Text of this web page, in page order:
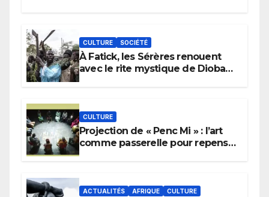
CULTURE SOCIÉTÉ
À Fatick, les Sérères renouent
avec le rite mystique de Diobaye
CULTURE
Projection de « Penc Mi » : l’art
comme passerelle pour repenser
ACTUALITÉS AFRIQUE CULTURE